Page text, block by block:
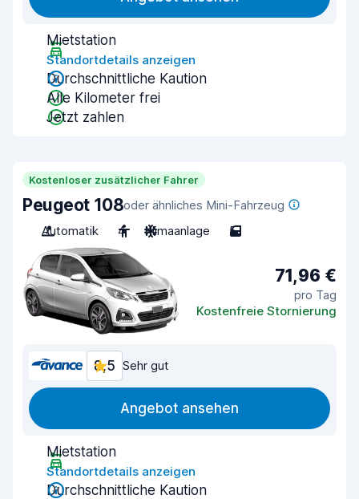
Mietstation
Standortdetails anzeigen
Durchschnittliche Kaution
Alle Kilometer frei
Jetzt zahlen
Kostenloser zusätzlicher Fahrer
Peugeot 108oder ähnliches Mini-Fahrzeug
Automatik
4 Klimaanlage 5
71,96 €
pro Tag
Kostenfreie Stornierung
8,5 Sehr gut
Angebot ansehen
Mietstation
Standortdetails anzeigen
Durchschnittliche Kaution